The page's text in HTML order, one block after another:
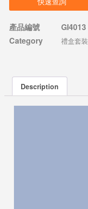
產品編號
GI4013
Category
禮盒套裝
Description